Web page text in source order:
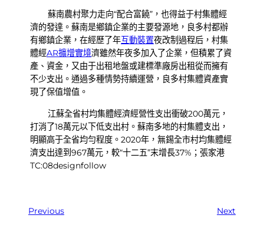
蘇南農村聚力走向“配合富饒”，也得益于村集體經
濟的發達。蘇南是鄉鎮企業的主要發源地，良多村都辦
有鄉鎮企業，在經歷了年互動裝置夜改制過程后，村集
體經AR擴增實境濟雖然年夜多加入了企業，但積累了資
產、資金，又由于出租地盤或建標準廠房出租從而擁有
不少支出。通過多種情勢持續運營，良多村集體資產實
現了保值增值。
江蘇全省村均集體經濟經營性支出衝破200萬元，
打消了18萬元以下低支出村。蘇南多地的村集體支出，
明顯高于全省均勻程度。2020年，無錫全市村均集體經
濟支出達到967萬元，較“十二五”末增長37%；張家港
TC:08designfollow
Previous Next